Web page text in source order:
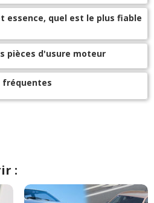
essence, quel est le plus fiable
pièces d'usure moteur
fréquentes
: